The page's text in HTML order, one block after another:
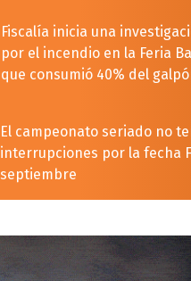
Fiscalía inicia una
por el incendio en la Feria
que consumió 40% del
El campeonato seriado no
interrupciones por la fecha
septiembre